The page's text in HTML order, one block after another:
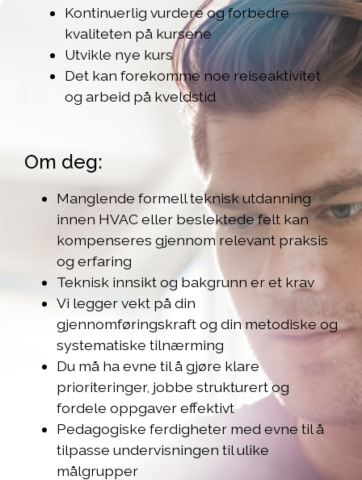
Kontinuerlig vurdere og forbedre
kvaliteten på kursene
Utvikle nye kurs
Det kan forekomme noe reiseaktivitet
og arbeid på kveldstid
Om deg:
Manglende formell teknisk utdanning
innen HVAC eller beslektede felt kan
kompenseres gjennom relevant praksis
og erfaring
Teknisk innsikt og bakgrunn er et krav
Vi legger vekt på din
gjennomføringskraft og din metodiske og
systematiske tilnærming
Du må ha evne til å gjøre klare
prioriteringer, jobbe strukturert og
fordele oppgaver effektivt
Pedagogiske ferdigheter med evne til å
tilpasse undervisningen til ulike
målgrupper